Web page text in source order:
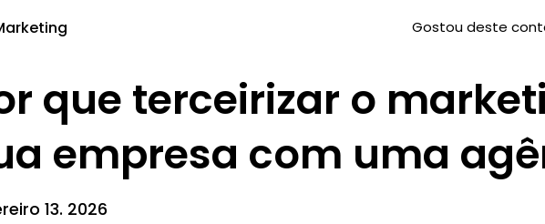
Gostou deste
que terceirizar o
empresa com uma
13. 2026